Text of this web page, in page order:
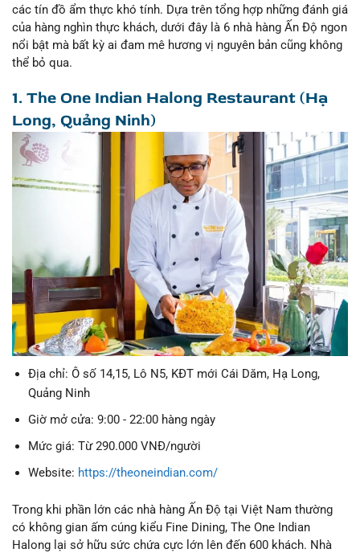
các tín đồ ẩm thực khó tính. Dựa trên tổng hợp những đánh giá
của hàng nghìn thực khách, dưới đây là 6 nhà hàng Ấn Độ ngon
nổi bật mà bất kỳ ai đam mê hương vị nguyên bản cũng không
thể bỏ qua.
1. The One Indian Halong Restaurant (Hạ
Long, Quảng Ninh)
Địa chỉ: Ô số 14,15, Lô N5, KĐT mới Cái Dăm, Hạ Long,
Quảng Ninh
Giờ mở cửa: 9:00 - 22:00 hàng ngày
Mức giá: Từ 290.000 VNĐ/người
Website: https://theoneindian.com/
Trong khi phần lớn các nhà hàng Ấn Độ tại Việt Nam thường
có không gian ấm cúng kiểu Fine Dining, The One Indian
Halong lại sở hữu sức chứa cực lớn lên đến 600 khách. Nhà